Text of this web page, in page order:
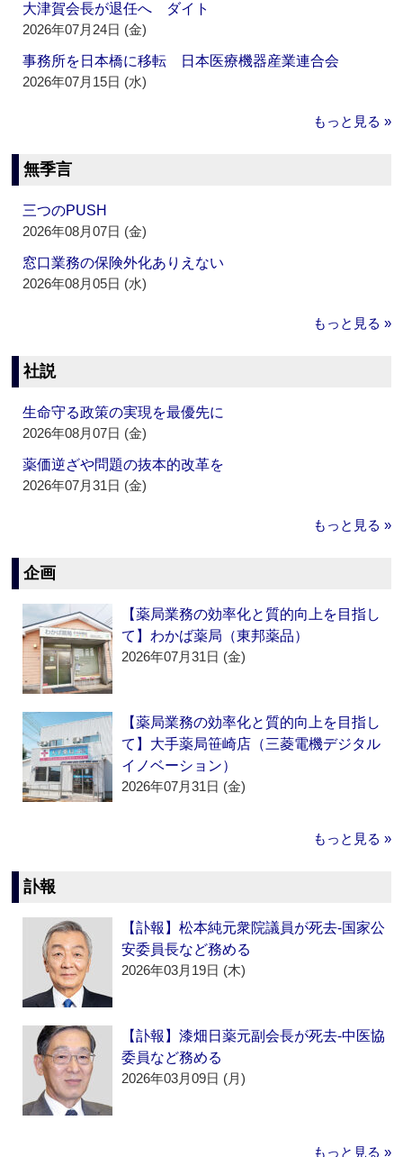
大津賀会長が退任へ ダイト
2026年07月24日 (金)
事務所を日本橋に移転 日本医療機器産業連合会
2026年07月15日 (水)
もっと見る »
無季言
三つのPUSH
2026年08月07日 (金)
窓口業務の保険外化ありえない
2026年08月05日 (水)
もっと見る »
社説
生命守る政策の実現を最優先に
2026年08月07日 (金)
薬価逆ざや問題の抜本的改革を
2026年07月31日 (金)
もっと見る »
企画
【薬局業務の効率化と質的向上を目指し
て】わかば薬局（東邦薬品）
2026年07月31日 (金)
【薬局業務の効率化と質的向上を目指し
て】大手薬局笹崎店（三菱電機デジタル
イノベーション）
2026年07月31日 (金)
もっと見る »
訃報
【訃報】松本純元衆院議員が死去‐国家公
安委員長など務める
2026年03月19日 (木)
【訃報】漆畑日薬元副会長が死去‐中医協
委員など務める
2026年03月09日 (月)
もっと見る »